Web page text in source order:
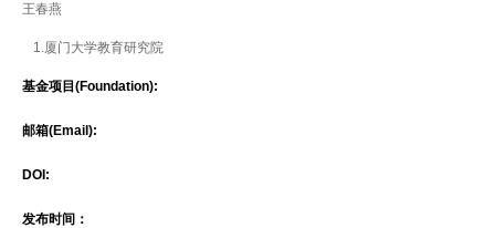
王春燕
1.厦门大学教育研究院
基金项目(Foundation):
邮箱(Email):
DOI:
发布时间：